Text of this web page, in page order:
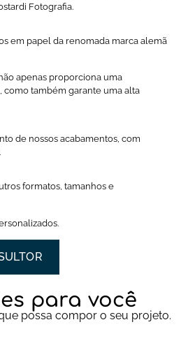
Fotografia.
em papel da renomada marca alemã
apenas proporciona uma
como também garante uma alta
de nossos acabamentos, com
formatos, tamanhos e
para você
possa compor o seu projeto.